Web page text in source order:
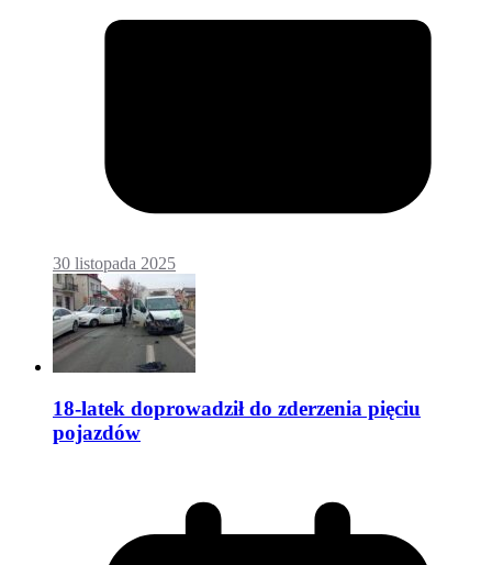
30 listopada 2025
18-latek doprowadził do zderzenia pięciu
pojazdów